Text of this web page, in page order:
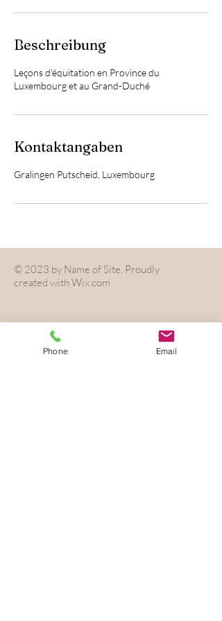
Beschreibung
Leçons d'équitation en Province du
Luxembourg et au Grand-Duché
Kontaktangaben
Gralingen Putscheid, Luxembourg
© 2023 by Name of Site. Proudly
created with Wix.com
Phone Email